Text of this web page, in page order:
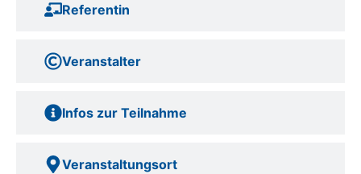
Referentin
Veranstalter
Infos zur Teilnahme
Veranstaltungsort